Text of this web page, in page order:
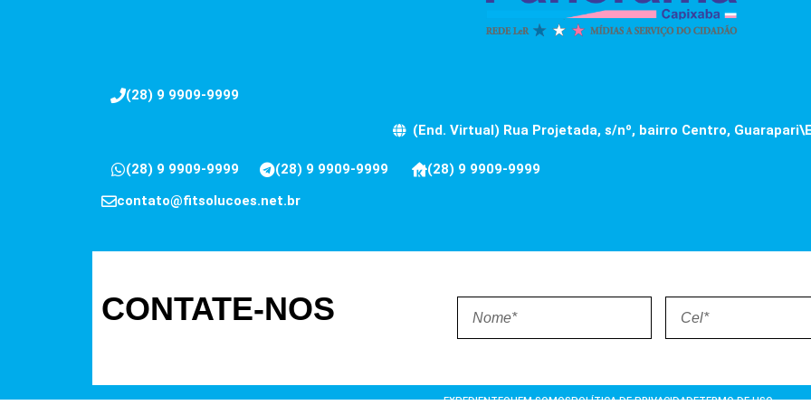
(28) 9 9909-9999
(End. Virtual) Rua Projetada, s/nº, bairro Centro,
(28) 9 9909-9999 (28) 9 9909-9999
(28) 9 9909-9999
contato@fitsolucoes.net.br
CONTATE-NOS
EXPEDIENTEQUEM SOMOSPOLÍTICA DE PRIVACIDADETERMO DE USO